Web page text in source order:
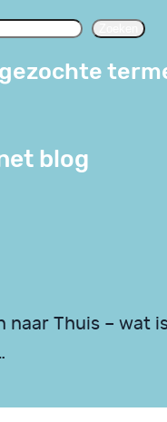
blog
naar Thuis – wat